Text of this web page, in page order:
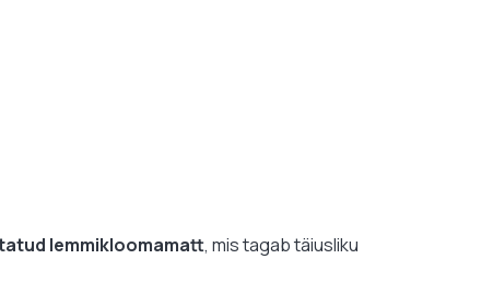
lemmikloomamatt, mis tagab täiusliku